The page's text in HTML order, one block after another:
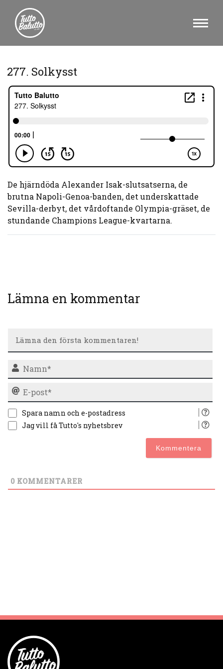
277. Solkysst
De hjärndöda Alexander Isak-slutsatserna, de
brutna Napoli-Genoa-banden, det underskattade
Sevilla-derbyt, det vårdoftande Olympia-gräset, de
stundande Champions League-kvartarna.
Lämna en kommentar
Spara namn och e-postadress
Jag vill få Tutto's nyhetsbrev
0 KOMMENTARER